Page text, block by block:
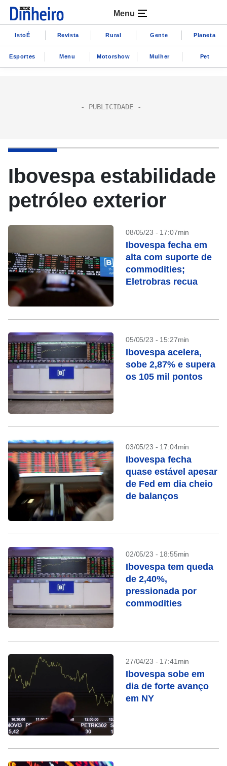
Menu
IstoÉ Revista Rural Gente Planeta
Esportes Menu Motorshow Mulher Pet
Ibovespa estabilidade
petróleo exterior
08/05/23 - 17:07min
Ibovespa fecha em
alta com suporte de
commodities;
Eletrobras recua
05/05/23 - 15:27min
Ibovespa acelera,
sobe 2,87% e supera
os 105 mil pontos
03/05/23 - 17:04min
Ibovespa fecha
quase estável apesar
de Fed em dia cheio
de balanços
02/05/23 - 18:55min
Ibovespa tem queda
de 2,40%,
pressionada por
commodities
27/04/23 - 17:41min
Ibovespa sobe em
dia de forte avanço
em NY